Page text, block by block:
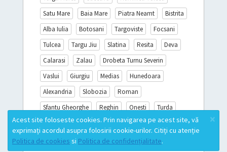
Satu Mare
Baia Mare Piatra Neamt
Bistrita
Alba Iulia
Botosani Targoviste
Focsani
Tulcea
Targu Jiu Slatina Resita
Deva
Calarasi
Zalau
Drobeta Turnu Severin
Vaslui
Giurgiu Medias
Hunedoara
Alexandria
Slobozia
Roman
Sfantu Gheorghe
Reghin Onesti
Turda
Sighisoara
Miercurea Ciuc
Campina
Mioveni
Lista completă
×
Acest site foloseste cookies. Prin navigarea pe acest site, vă
exprimați acordul asupra folosirii cookie-urilor. Citiți cu atenție
Politica de cookies si Politica de confidențialitate.